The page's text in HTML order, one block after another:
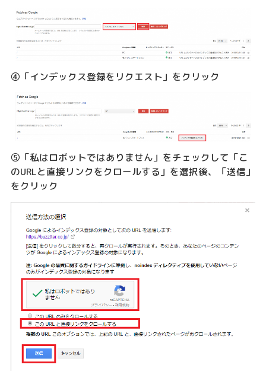
④「インデックス登録をリクエスト」をクリック
⑤「私はロボットではありません」をチェックして「こ
のURLと直接リンクをクロールする」を選択後、「送信」
をクリック